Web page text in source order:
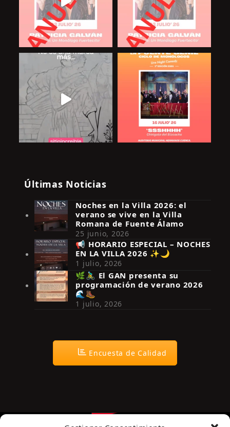
Síguenos en Instagram
Últimas Noticias
Noches en la Villa 2026: el
verano se vive en la Villa
Romana de Fuente Álamo
25 junio, 2026
📢 HORARIO ESPECIAL – NOCHES
EN LA VILLA 2026 ✨🌙
1 julio, 2026
🌿🚴‍♂️ El GAN presenta su
programación de verano 2026
🌊🥾
1 julio, 2026
Encuesta de Calidad